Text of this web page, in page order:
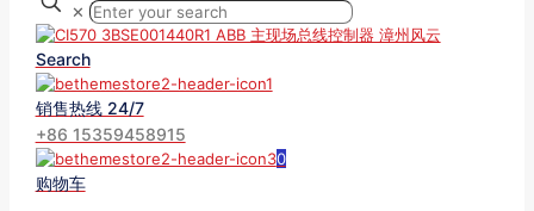
✕
Search
销售热线 24/7
+86 15359458915
0
购物车